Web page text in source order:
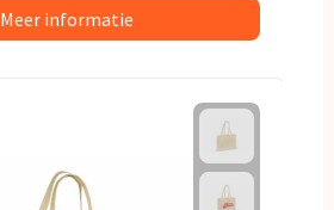
Meer informatie